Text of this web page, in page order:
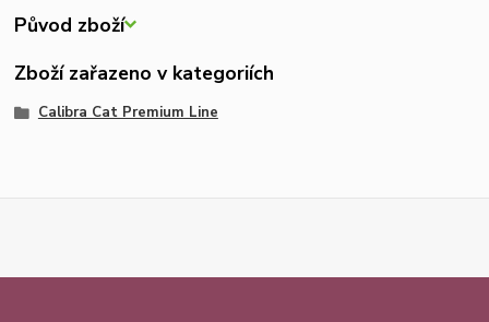
Původ zboží
Zboží zařazeno v kategoriích
Calibra Cat Premium Line